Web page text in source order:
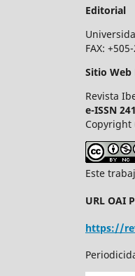
Editorial
FAX:
Sitio
Revista
e-ISSN
Copyright
Este
URL OAI
https://